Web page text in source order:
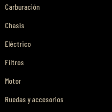
Carburación
Chasis
Eléctrico
Filtros
Motor
Ruedas y accesorios